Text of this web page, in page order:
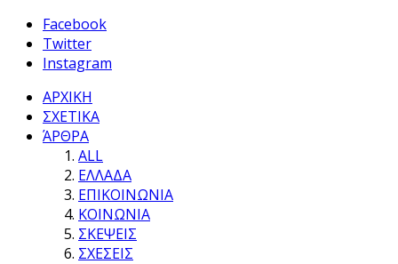
Facebook
Twitter
Instagram
ΑΡΧΙΚΗ
ΣΧΕΤΙΚΑ
ΆΡΘΡΑ
ALL
ΕΛΛΑΔΑ
ΕΠΙΚΟΙΝΩΝΙΑ
ΚΟΙΝΩΝΙΑ
ΣΚΕΨΕΙΣ
ΣΧΕΣΕΙΣ